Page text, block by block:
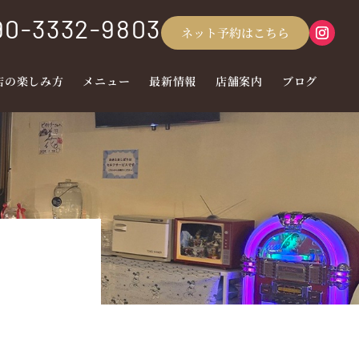
3332-9803 ネット予約はこちら
の楽しみ方 メニュー 最新情報 店舗案内 ブログ